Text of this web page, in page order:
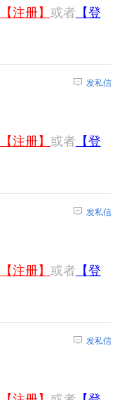
【注册】 或者 【登
发私信
【注册】 或者 【登
发私信
【注册】 或者 【登
发私信